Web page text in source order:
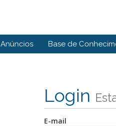
Anúncios Base de
Login
E-mail